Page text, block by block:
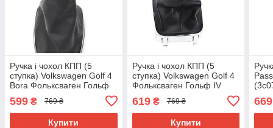
Ручка і чохол КПП (5
ступка) Volkswagen Golf 4
Bora Фольксваген Гольф
перемикання передач
1J0711113
599 ₴ 769 ₴
Купити
Ручка і чохол КПП (5
ступка) Volkswagen Golf 4
Фольксваген Гольф IV
передач 1J0711113
619₴ 769 ₴
Купити
669